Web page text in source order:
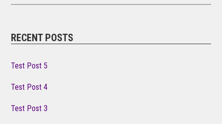
RECENT POSTS
Test Post 5
Test Post 4
Test Post 3